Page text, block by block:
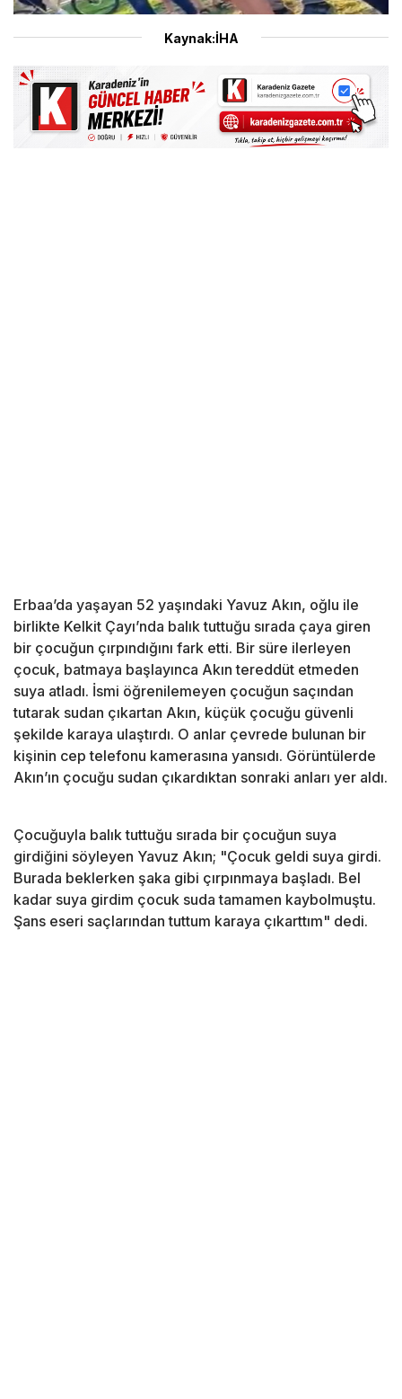
Kaynak:İHA
Erbaa’da yaşayan 52 yaşındaki Yavuz Akın, oğlu ile
birlikte Kelkit Çayı’nda balık tuttuğu sırada çaya giren
bir çocuğun çırpındığını fark etti. Bir süre ilerleyen
çocuk, batmaya başlayınca Akın tereddüt etmeden
suya atladı. İsmi öğrenilemeyen çocuğun saçından
tutarak sudan çıkartan Akın, küçük çocuğu güvenli
şekilde karaya ulaştırdı. O anlar çevrede bulunan bir
kişinin cep telefonu kamerasına yansıdı. Görüntülerde
Akın’ın çocuğu sudan çıkardıktan sonraki anları yer aldı.
Çocuğuyla balık tuttuğu sırada bir çocuğun suya
girdiğini söyleyen Yavuz Akın; "Çocuk geldi suya girdi.
Burada beklerken şaka gibi çırpınmaya başladı. Bel
kadar suya girdim çocuk suda tamamen kaybolmuştu.
Şans eseri saçlarından tuttum karaya çıkarttım" dedi.